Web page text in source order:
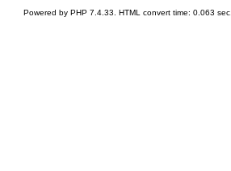
Powered by PHP 7.4.33. HTML convert time: 0.063 sec.